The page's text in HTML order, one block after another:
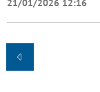
21/01/2026 12:16